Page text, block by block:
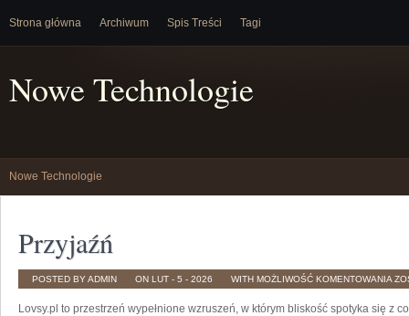
Strona główna Archiwum Spis Treści Tagi
Nowe Technologie
Nowe Technologie
Przyjaźń
POSTED BY ADMIN ON LUT - 5 - 2026 WITH MOŻLIWOŚĆ KOMENTOWANIA
Lovsy.pl to przestrzeń wypełnione wzruszeń, w którym bliskość spotyka się z